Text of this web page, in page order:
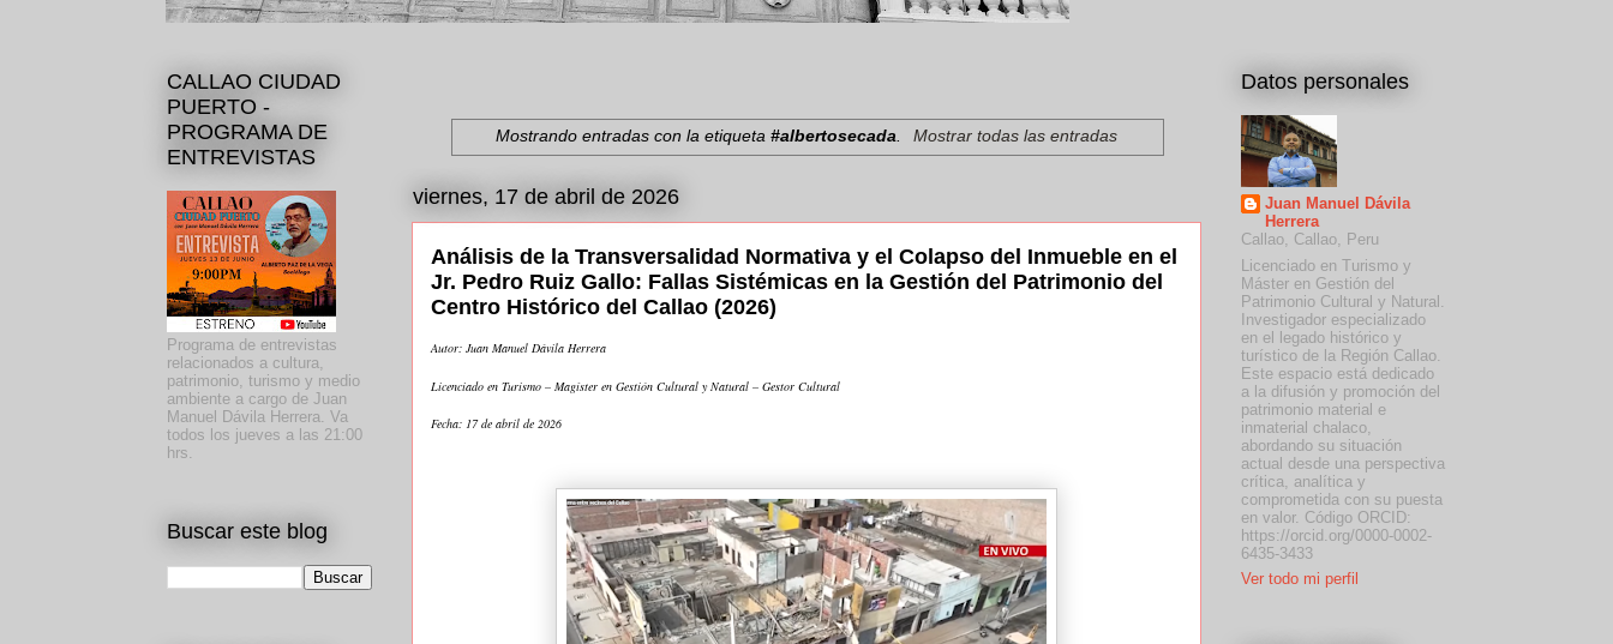
Mostrando entradas con la etiqueta#albertosecada. Mostrar todas las entradas
viernes, 17 de abril de 2026
Análisis de la Transversalidad Normativa y el Colapso del Inmueble en el
Jr. Pedro Ruiz Gallo: Fallas Sistémicas en la Gestión del Patrimonio del
Centro Histórico del Callao (2026)
Autor: Juan Manuel Dávila Herrera
Licenciado en Turismo – Magíster en Gestión Cultural y Natural – Gestor Cultural
Fecha: 17 de abril de 2026
CALLAO CIUDAD
PUERTO -
PROGRAMA DE
ENTREVISTAS
Programa de entrevistas
relacionados a cultura,
patrimonio, turismo y medio
ambiente a cargo de Juan
Manuel Dávila Herrera. Va
todos los jueves a las 21:00
hrs.
Buscar este blog
Datos personales
Juan Manuel Dávila
Herrera
Callao, Callao, Peru
Licenciado en Turismo y
Máster en Gestión del
Patrimonio Cultural y Natural.
Investigador especializado
en el legado histórico y
turístico de la Región Callao.
Este espacio está dedicado
a la difusión y promoción del
patrimonio material e
inmaterial chalaco,
abordando su situación
actual desde una perspectiva
crítica, analítica y
comprometida con su puesta
en valor. Código ORCID:
https://orcid.org/0000-0002-
6435-3433
Ver todo mi perfil